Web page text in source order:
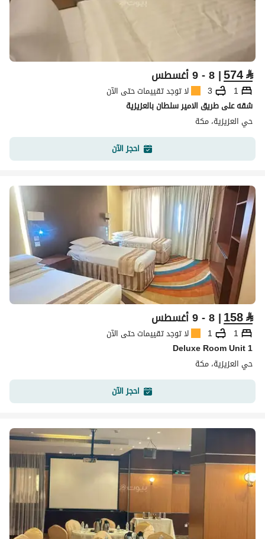
⃁
574| 8 - 9 أغسطس
1
3
لا توجد تقييمات حتى الآن
شقه على طريق الامير سلطان بالعزيزية
حي العزيزية، مكة
احجز الآن
⃁
158| 8 - 9 أغسطس
1
1
لا توجد تقييمات حتى الآن
Deluxe Room Unit 1
حي العزيزية، مكة
احجز الآن